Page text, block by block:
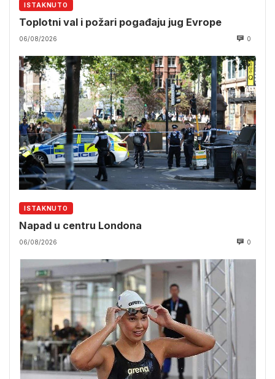
ISTAKNUTO
Toplotni val i požari pogađaju jug Evrope
06/08/2026 0
ISTAKNUTO
Napad u centru Londona
06/08/2026 0